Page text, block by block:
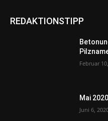
REDAKTIONSTIPP
Februar
Mai 2020
Juni 6,